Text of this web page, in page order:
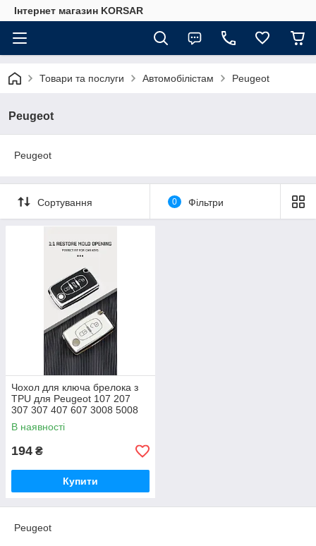
Iнтернет магазин KORSAR
Товари та послуги Автомобілістам Peugeot
Peugeot
Peugeot
Сортування 0 Фільтри
Чохол для ключа брелока з
TPU для Peugeot 107 207
307 307 407 607 3008 5008
для Citroen Xsara Picasso C5
C6
В наявності
194 ₴
Купити
Peugeot